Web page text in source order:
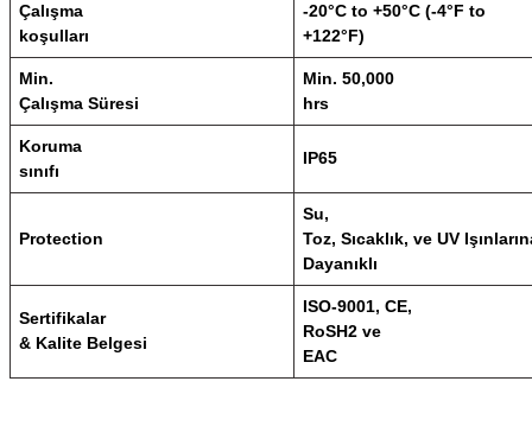
Çalışma
koşulları
-20°C to +50°C (-4°F to
+122°F)
Min.
Çalışma Süresi
Min. 50,000
hrs
Koruma
sınıfı
IP65
Protection
Su,
Toz, Sıcaklık, ve UV
Dayanıklı
Sertifikalar
& Kalite Belgesi
ISO-9001, CE,
RoSH2 ve
EAC